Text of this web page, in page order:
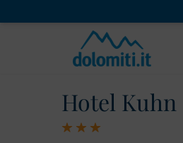
Hotel Kuhn